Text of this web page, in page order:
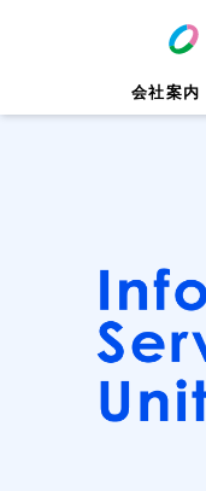
会社案内